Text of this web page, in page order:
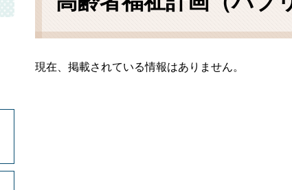
現在、掲載されている情報はありません。